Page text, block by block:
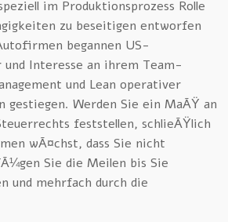
im Produktionsprozess Rolle
zu beseitigen entworfen
begannen US-
Interesse an ihrem Team-
und Lean operativer
gestiegen. Werden Sie ein MaÃŸ an
feststellen, schlieÃŸlich
wÃ¤chst, dass Sie nicht
Sie die Meilen bis Sie
und mehrfach durch die